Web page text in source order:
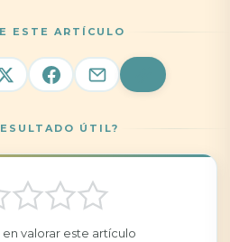
ESTE ARTÍCULO
ÚTIL?
valorar este artículo